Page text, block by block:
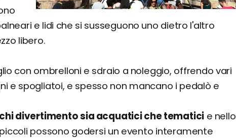
e lidi che si susseguono uno dietro l'altro
libero.
con ombrelloni e sdraio a noleggio, offrendo vari
e spogliatoi, e spesso non mancano i pedalò e
divertimento sia acquatici che tematici e nello
possono godersi un evento interamente